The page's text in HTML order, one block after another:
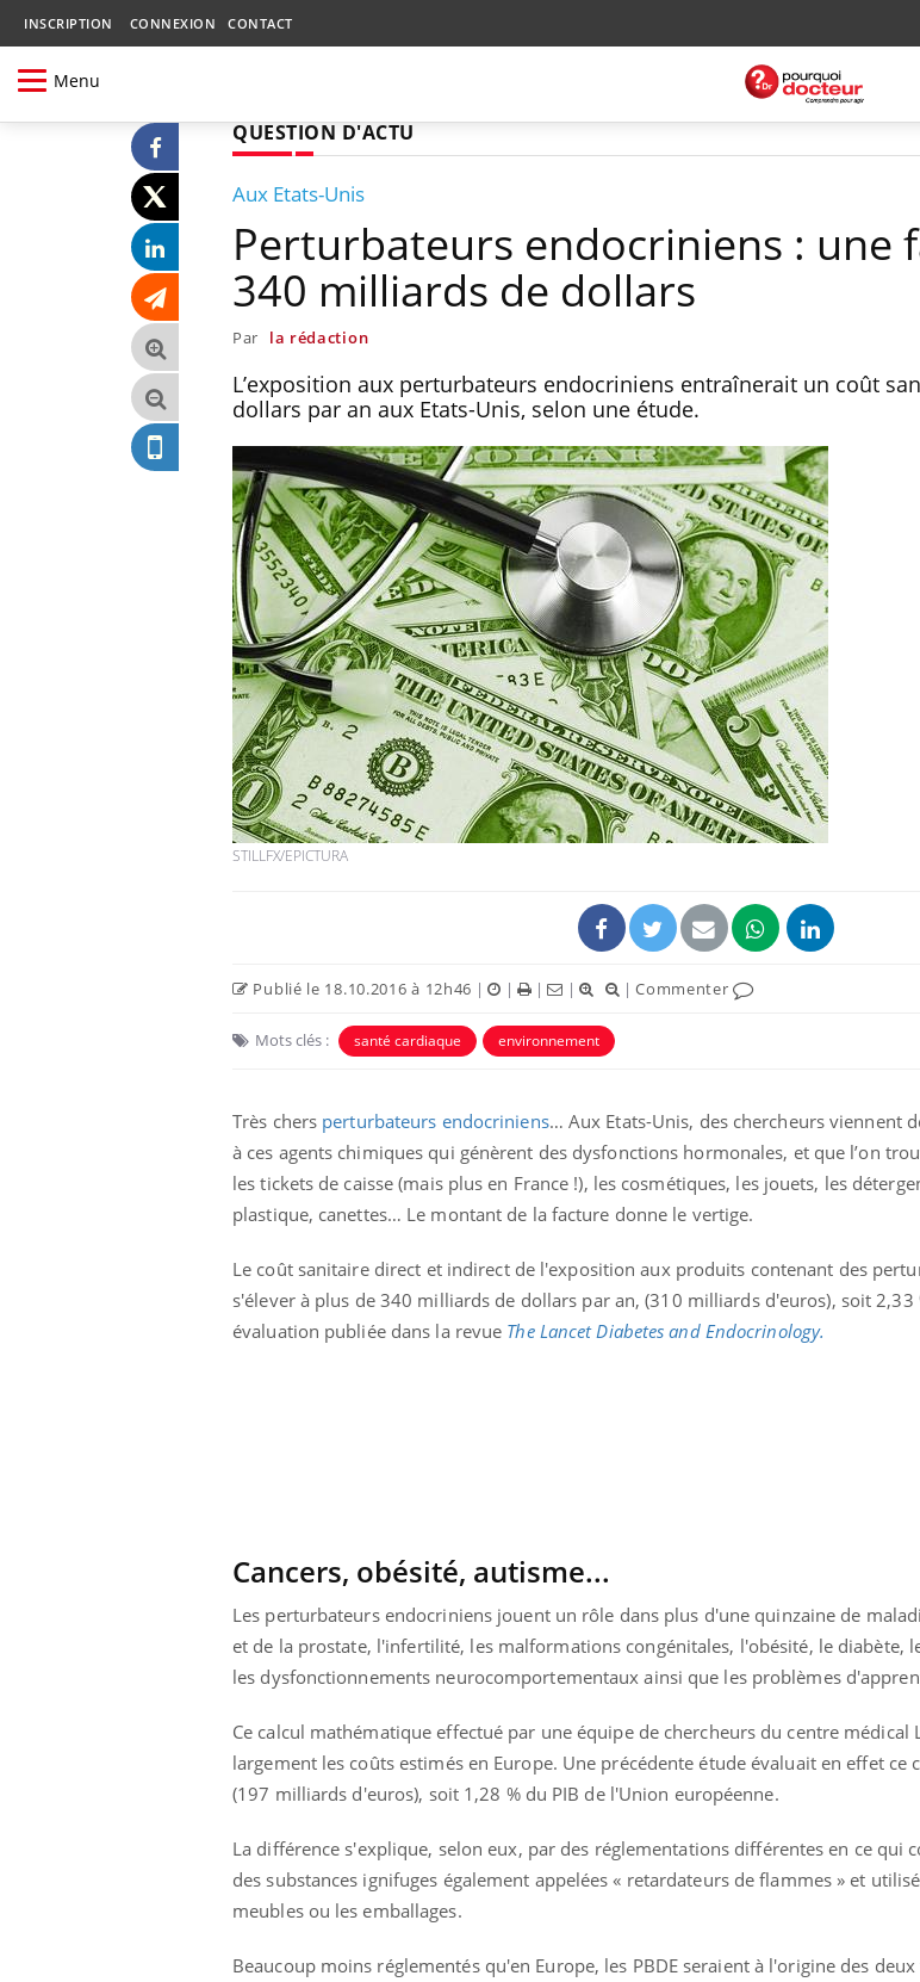
INSCRIPTION CONNEXION CONTACT
Menu
QUESTION D'ACTU
Aux Etats-Unis
Perturbateurs endocriniens : une
340 milliards de dollars
Par la rédaction
L’exposition aux perturbateurs endocriniens entraînerait un coût
dollars par an aux Etats-Unis, selon une étude.
STILLFX/EPICTURA
Publié le 18.10.2016 à 12h46 | | | | |Commenter
Mots clés : santé cardiaque environnement
Très chers perturbateurs endocriniens… Aux Etats-Unis, des chercheurs viennent
à ces agents chimiques qui génèrent des dysfonctions hormonales, et que l’on
les tickets de caisse (mais plus en France !), les cosmétiques, les jouets, les
plastique, canettes… Le montant de la facture donne le vertige.
Le coût sanitaire direct et indirect de l'exposition aux produits contenant des
s'élever à plus de 340 milliards de dollars par an, (310 milliards d'euros), soit 2,33
évaluation publiée dans la revue The Lancet Diabetes and Endocrinology.
Cancers, obésité, autisme...
Les perturbateurs endocriniens jouent un rôle dans plus d'une quinzaine de
et de la prostate, l'infertilité, les malformations congénitales, l'obésité, le diabète,
les dysfonctionnements neurocomportementaux ainsi que les problèmes
Ce calcul mathématique effectué par une équipe de chercheurs du centre médical
largement les coûts estimés en Europe. Une précédente étude évaluait en effet
(197 milliards d'euros), soit 1,28 % du PIB de l'Union européenne.
La différence s'explique, selon eux, par des réglementations différentes en ce qui
des substances ignifuges également appelées « retardateurs de flammes » et
meubles ou les emballages.
Beaucoup moins réglementés qu'en Europe, les PBDE seraient à l'origine des
Le smartphone nuit-il à
l'apprentissage de la
lecture ?
Légionellose en Suisse :
quelle est l’origine de la
contamination ?